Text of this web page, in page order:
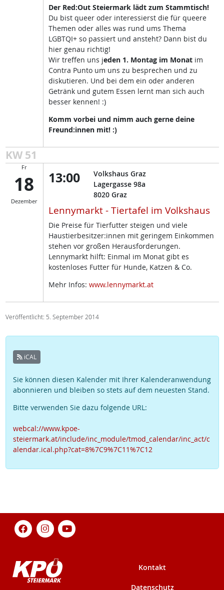
Der Red:Out Steiermark lädt zum Stammtisch!
Du bist queer oder interessierst die für queere
Themen oder alles was rund ums Thema
LGBTQI+ so passiert und ansteht? Dann bist du
hier genau richtig!
Wir treffen uns jeden 1. Montag im Monat im
Contra Punto um uns zu besprechen und zu
diskutieren. Und bei dem ein oder anderen
Getränk und gutem Essen lernt man sich auch
besser kennen! :)
Komm vorbei und nimm auch gerne deine
Freund:innen mit! :)
KW 51
Fr
18
Dezember
13:00
Volkshaus Graz
Lagergasse 98a
8020 Graz
Lennymarkt - Tiertafel im Volkshaus
Die Preise für Tierfutter steigen und viele
Haustierbesitzer:innen mit geringem Einkommen
stehen vor großen Herausforderungen.
Lennymarkt hilft: Einmal im Monat gibt es
kostenloses Futter für Hunde, Katzen & Co.
Mehr Infos: www.lennymarkt.at
Veröffentlicht: 5. September 2014
iCAL
Sie können diesen Kalender mit Ihrer Kalenderanwendung
abonnieren und bleiben so stets auf dem neuesten Stand.
Bitte verwenden Sie dazu folgende URL:
webcal://www.kpoe-
steiermark.at/include/inc_module/tmod_calendar/inc_act/c
alendar.ical.php?cat=8%7C9%7C11%7C12
Kontakt
Datenschutz